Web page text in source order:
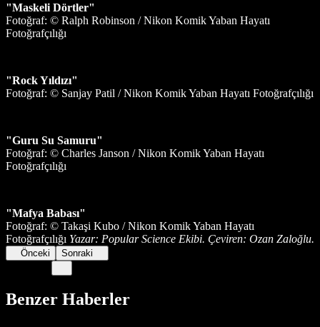
"Maskeli Dörtler"
Fotoğraf: © Ralph Robinson / Nikon Komik Yaban Hayatı
Fotoğrafçılığı
"Rock Yıldızı"
Fotoğraf: © Sanjay Patil / Nikon Komik Yaban Hayatı Fotoğrafçılığı
"Guru Su Samuru"
Fotoğraf: © Charles Janson / Nikon Komik Yaban Hayatı
Fotoğrafçılığı
"Mafya Babası"
Fotoğraf: © Takaşi Kubo / Nikon Komik Yaban Hayatı
Fotoğrafçılığı Yazar: Popular Science Ekibi. Çeviren: Ozan Zaloğlu.
Önceki Sonraki
Benzer Haberler